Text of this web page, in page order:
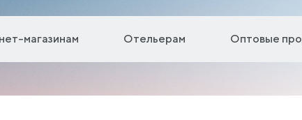
магазинам Отельерам Оптовые